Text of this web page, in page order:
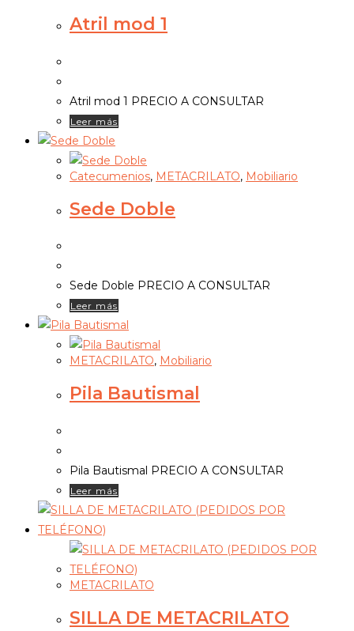
Atril mod 1
Atril mod 1 PRECIO A CONSULTAR
Leer más
Catecumenios, METACRILATO, Mobiliario
Sede Doble
Sede Doble PRECIO A CONSULTAR
Leer más
METACRILATO, Mobiliario
Pila Bautismal
Pila Bautismal PRECIO A CONSULTAR
Leer más
METACRILATO
SILLA DE METACRILATO